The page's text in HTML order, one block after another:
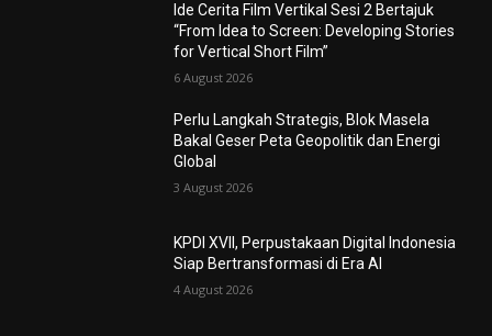
Ide Cerita Film Vertikal Sesi 2 Bertajuk
“From Idea to Screen: Developing Stories
for Vertical Short Film”
6 August 2026
Perlu Langkah Strategis, ​Blok Masela
Bakal Geser Peta Geopolitik dan Energi
Global
3 August 2026
KPDI XVII, Perpustakaan Digital Indonesia
Siap Bertransformasi di Era AI
4 August 2026